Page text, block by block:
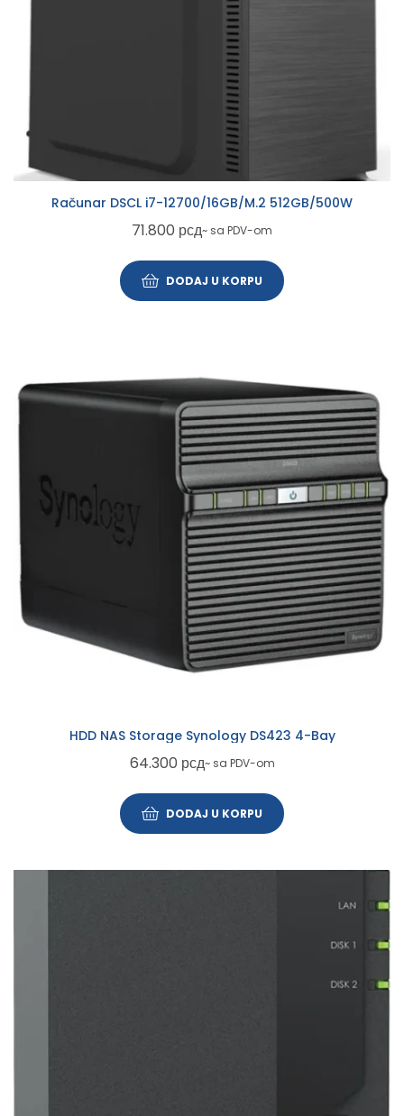
Računar DSCL i7-12700/16GB/M.2 512GB/500W
71.800 рсд~ sa PDV-om
DODAJ U KORPU
HDD NAS Storage Synology DS423 4-Bay
64.300 рсд~ sa PDV-om
DODAJ U KORPU